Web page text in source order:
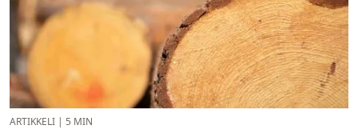
ARTIKKELI | 5 MIN